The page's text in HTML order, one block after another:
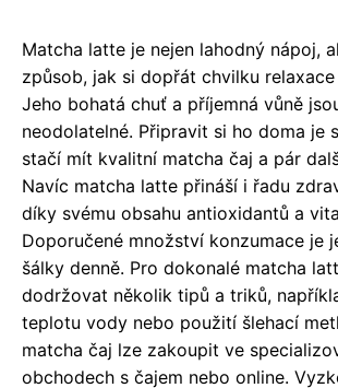
Matcha latte je nejen lahodný nápoj,
způsob, jak si dopřát chvilku relaxace
Jeho bohatá chuť a příjemná vůně
neodolatelné. Připravit si ho doma je
stačí mít kvalitní matcha čaj a pár
Navíc matcha latte přináší i řadu
díky svému obsahu antioxidantů a
Doporučené množství konzumace je
šálky denně. Pro dokonalé matcha
dodržovat několik tipů a triků,
teplotu vody nebo použití šlehací
matcha čaj lze zakoupit ve
obchodech s čajem nebo online.